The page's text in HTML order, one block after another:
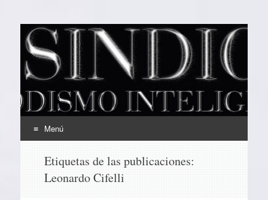
EL SINDICAL
Periodismo Inteligente
Menú
contenido
Etiquetas de las publicaciones:
Leonardo Cifelli